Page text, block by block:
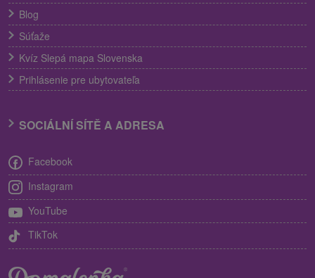
Blog
Súťaže
Kvíz Slepá mapa Slovenska
Prihlásenie pre ubytovateľa
SOCIÁLNÍ SÍTĚ A ADRESA
Facebook
Instagram
YouTube
TikTok